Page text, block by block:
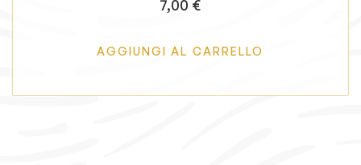
7,00 €
AGGIUNGI AL CARRELLO